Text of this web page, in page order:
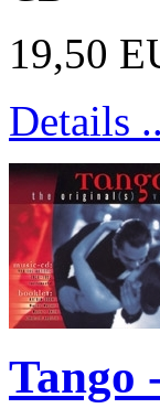
19,50
Details
Tango